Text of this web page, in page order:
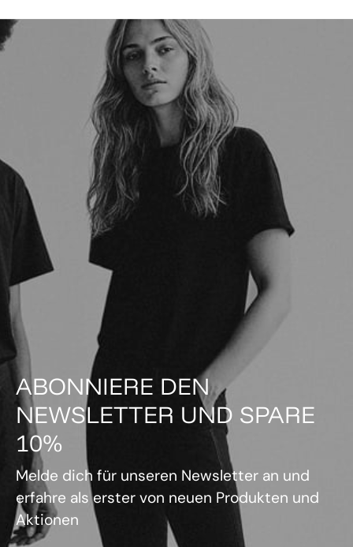
ABONNIERE DEN
NEWSLETTER UND SPARE
10%
Melde dich für unseren Newsletter an und
erfahre als erster von neuen Produkten und
Aktionen